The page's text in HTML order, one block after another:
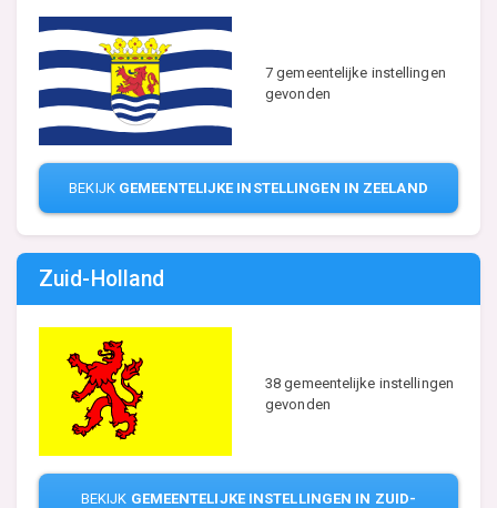
7 gemeentelijke instellingen
gevonden
BEKIJK GEMEENTELIJKE INSTELLINGEN IN ZEELAND
Zuid-Holland
38 gemeentelijke instellingen
gevonden
BEKIJK GEMEENTELIJKE INSTELLINGEN IN ZUID-